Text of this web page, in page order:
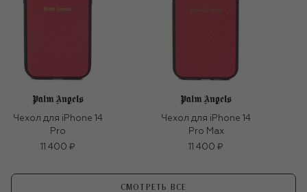
Чехол для iPhone 14
Pro
11 400 ₽
Чехол для iPhone 14
Pro Max
11 400 ₽
СМОТРЕТЬ ВСЕ